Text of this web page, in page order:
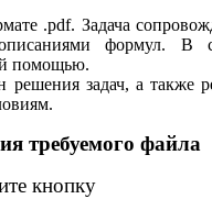
.pdf. Задача
формул. В
помощью.
задач, а также
требуемого файла
кнопку